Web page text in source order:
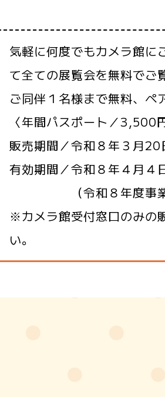
気軽に何度でもカメラ館に
て全ての展覧会を無料でご
ご同伴１名様まで無料、ペ
〈年間パスポート／3,500
販売期間／令和８年３月
有効期間／令和８年４月４
（令和８年度事業
※カメラ館受付窓口のみの
い。